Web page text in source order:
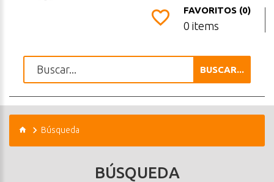
FAVORITOS (0)
0 items
BUSCAR...
Búsqueda
BÚSQUEDA